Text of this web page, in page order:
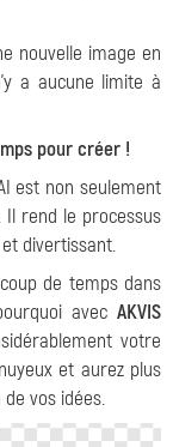
nouvelle image en
a aucune limite à
pour créer !
est non seulement
rend le processus
divertissant.
de temps dans
avec AKVIS
votre
et aurez plus
vos idées.